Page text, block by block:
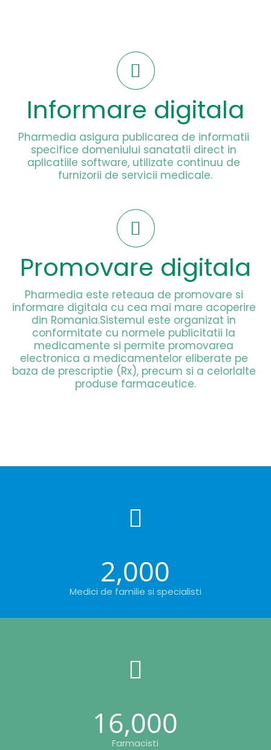
Informare digitala
Pharmedia asigura publicarea de informatii
specifice domeniului sanatatii direct in
aplicatiile software, utilizate continuu de
furnizorii de servicii medicale.
Promovare digitala
Pharmedia este reteaua de promovare si
informare digitala cu cea mai mare acoperire
din Romania.Sistemul este organizat in
conformitate cu normele publicitatii la
medicamente si permite promovarea
electronica a medicamentelor eliberate pe
baza de prescriptie (Rx), precum si a celorlalte
produse farmaceutice.
2,000
Medici de familie si specialisti
16,000
Farmacisti